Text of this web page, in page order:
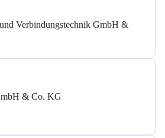
Verbindungstechnik GmbH &
& Co. KG